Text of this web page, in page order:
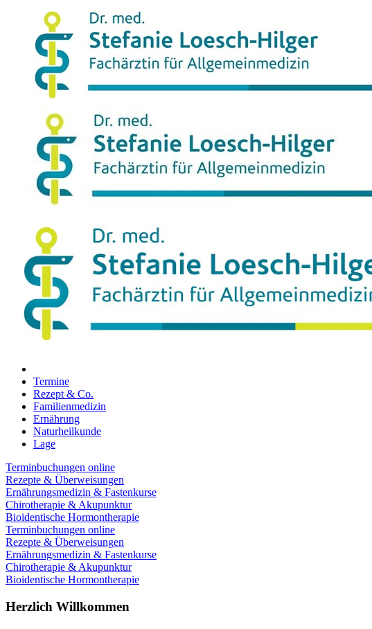
Termine
Rezept & Co.
Familienmedizin
Ernährung
Naturheilkunde
Lage
Terminbuchungen online
Rezepte & Überweisungen
Ernährungsmedizin & Fastenkurse
Chirotherapie & Akupunktur
Bioidentische Hormontherapie
Terminbuchungen online
Rezepte & Überweisungen
Ernährungsmedizin & Fastenkurse
Chirotherapie & Akupunktur
Bioidentische Hormontherapie
Herzlich Willkommen